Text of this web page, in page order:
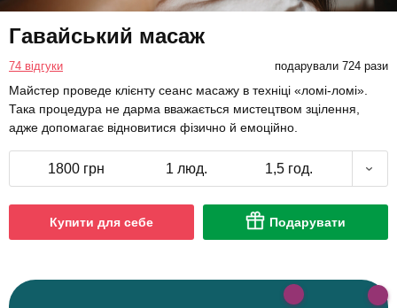
Гавайський масаж
74 відгуки подарували 724 рази
Майстер проведе клієнту сеанс масажу в техніці «ломі-ломі».
Така процедура не дарма вважається мистецтвом зцілення,
адже допомагає відновитися фізично й емоційно.
1800 грн 1 люд. 1,5 год.
Купити для себе Подарувати